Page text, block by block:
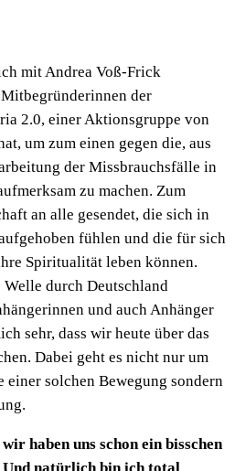
mit Andrea Voß-Frick
der
2.0, einer Aktionsgruppe von
um zum einen gegen die, aus
der Missbrauchsfälle in
zu machen. Zum
an alle gesendet, die sich in
fühlen und die für sich
Spiritualität leben können.
durch Deutschland
und auch Anhänger
sehr, dass wir heute über das
Dabei geht es nicht nur um
einer solchen Bewegung sondern
haben uns schon ein bisschen